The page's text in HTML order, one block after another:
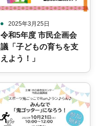
2025年3月25日
令和5年度 市民企画会
議「子どもの育ちを支
えよう！」